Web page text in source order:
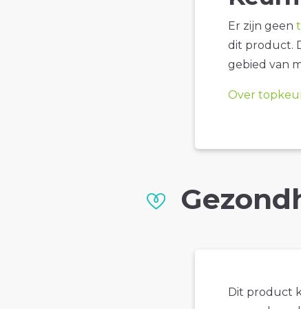
Er zijn geen
dit product.
gebied van
Over
Dit product